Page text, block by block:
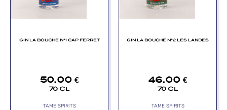
GIN LA BOUCHE N°1 CAP FERRET
50.00 €
70 Cl
TAME SPIRITS
GIN LA BOUCHE N°2 LES LANDES
46.00 €
70 Cl
TAME SPIRITS